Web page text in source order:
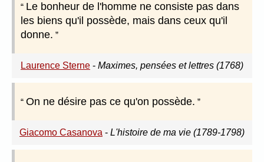
Le bonheur de l'homme ne consiste pas dans
les biens qu'il possède, mais dans ceux qu'il
donne.
Laurence Sterne - Maximes, pensées et lettres (1768)
On ne désire pas ce qu'on possède.
Giacomo Casanova - L'histoire de ma vie (1789-1798)